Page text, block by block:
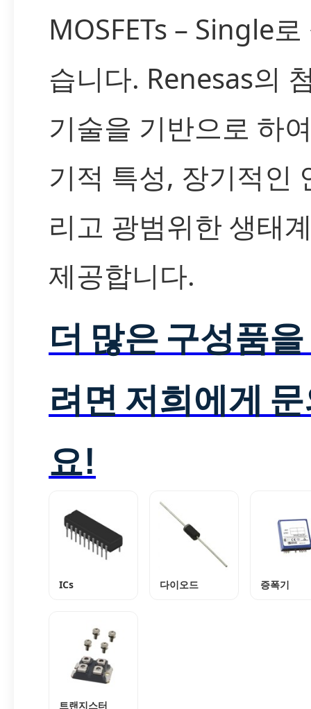
MOSFETs – Single
습니다. Renesas의
기술을 기반으로 하
기적 특성, 장기적인
리고 광범위한 생태
제공합니다.
더 많은 구성품
려면 저희에게
요!
ICs 다이오드 증폭기
트랜지스터